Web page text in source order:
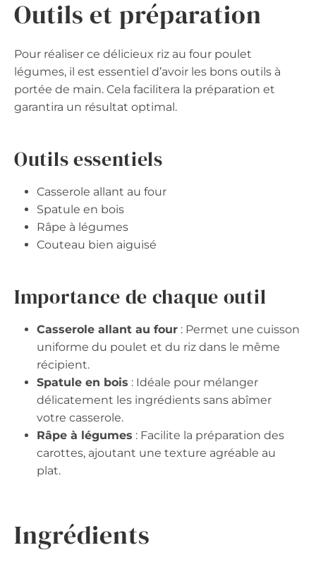
Outils et préparation
Pour réaliser ce délicieux riz au four poulet
légumes, il est essentiel d’avoir les bons outils à
portée de main. Cela facilitera la préparation et
garantira un résultat optimal.
Outils essentiels
Casserole allant au four
Spatule en bois
Râpe à légumes
Couteau bien aiguisé
Importance de chaque outil
Casserole allant au four : Permet une cuisson
uniforme du poulet et du riz dans le même
récipient.
Spatule en bois : Idéale pour mélanger
délicatement les ingrédients sans abîmer
votre casserole.
Râpe à légumes : Facilite la préparation des
carottes, ajoutant une texture agréable au
plat.
Ingrédients